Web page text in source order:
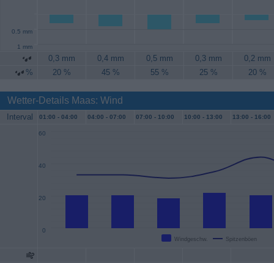
0.5 mm
1 mm
0,3 mm 0,4 mm 0,5 mm 0,3 mm
0,2 mm
%
20 % 45 % 55 % 25 % 20 %
Wetter-Details Maas: Wind
Interval 01:00 - 04:00 04:00 - 07:00 07:00 - 10:00 10:00 - 13:00 13:00 - 16:00
Windgeschw. Spitzenböen
0
20
40
60